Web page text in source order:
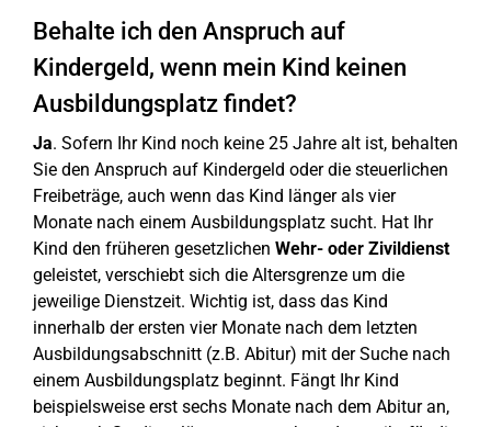
Behalte ich den Anspruch auf
Kindergeld, wenn mein Kind keinen
Ausbildungsplatz findet?
Ja. Sofern Ihr Kind noch keine 25 Jahre alt ist, behalten
Sie den Anspruch auf Kindergeld oder die steuerlichen
Freibeträge, auch wenn das Kind länger als vier
Monate nach einem Ausbildungsplatz sucht. Hat Ihr
Kind den früheren gesetzlichen Wehr- oder Zivildienst
geleistet, verschiebt sich die Altersgrenze um die
jeweilige Dienstzeit. Wichtig ist, dass das Kind
innerhalb der ersten vier Monate nach dem letzten
Ausbildungsabschnitt (z.B. Abitur) mit der Suche nach
einem Ausbildungsplatz beginnt. Fängt Ihr Kind
beispielsweise erst sechs Monate nach dem Abitur an,